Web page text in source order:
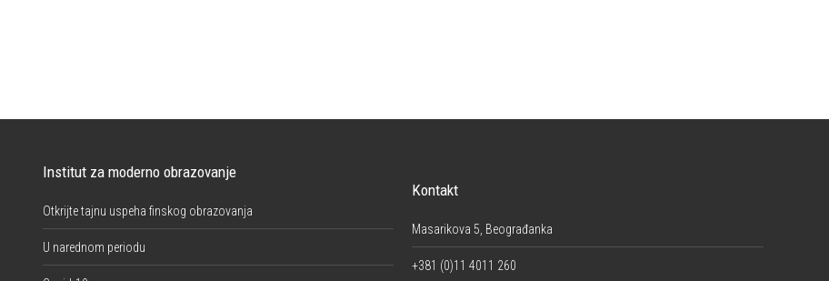
Institut za moderno obrazovanje
Otkrijte tajnu uspeha finskog obrazovanja
U narednom periodu
Kontakt
Masarikova 5, Beograđanka
+381 (0)11 4011 260